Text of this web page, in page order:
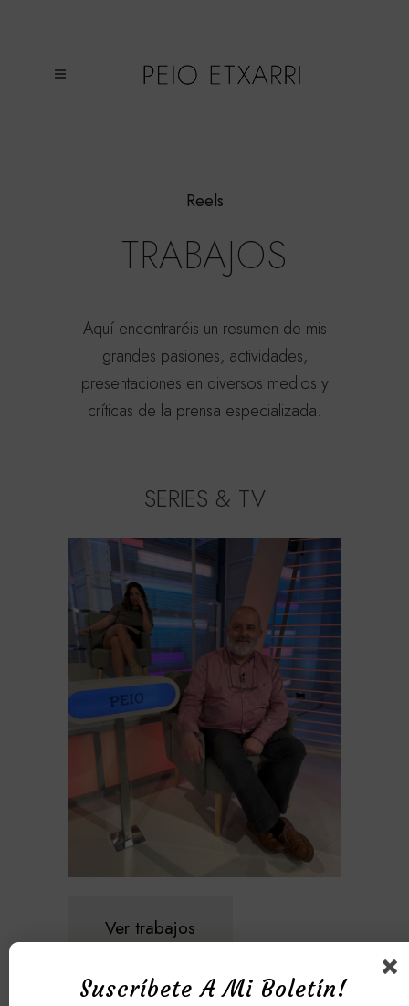
Reels
TRABAJOS
Aquí encontraréis un resumen de mis
grandes pasiones, actividades,
presentaciones en diversos medios y
críticas de la prensa especializada.
SERIES & TV
Ver trabajos
ESPECTÁCULOS
Suscríbete A Mi Boletín!